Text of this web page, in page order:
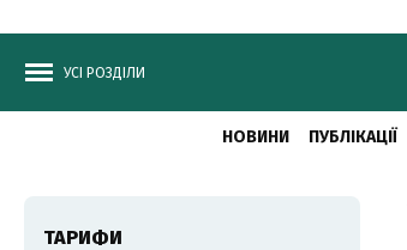
УСІ РОЗДІЛИ
НОВИНИ ПУБЛІКАЦІЇ
ТАРИФИ